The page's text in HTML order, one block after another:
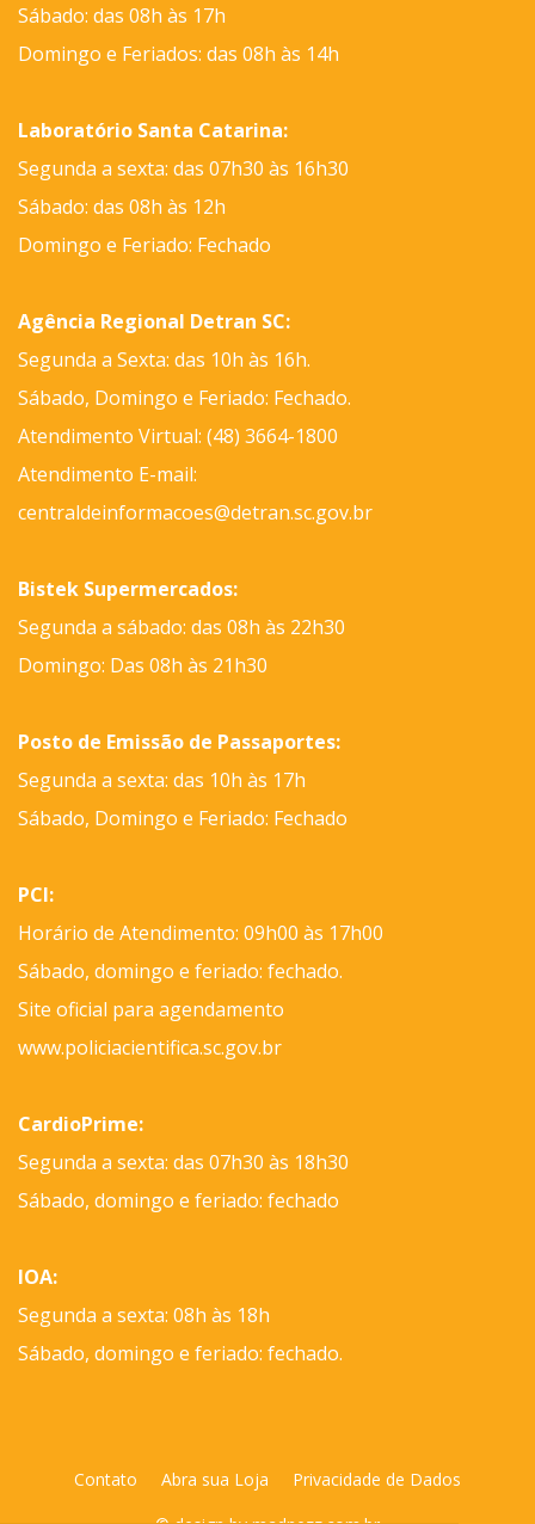
Sábado: das 08h às 17h
Domingo e Feriados: das 08h às 14h
Laboratório Santa Catarina:
Segunda a sexta: das 07h30 às 16h30
Sábado: das 08h às 12h
Domingo e Feriado: Fechado
Agência Regional Detran SC:
Segunda a Sexta: das 10h às 16h.
Sábado, Domingo e Feriado: Fechado.
Atendimento Virtual: (48) 3664-1800
Atendimento E-mail:
centraldeinformacoes@detran.sc.gov.br
Bistek Supermercados:
Segunda a sábado: das 08h às 22h30
Domingo: Das 08h às 21h30
Posto de Emissão de Passaportes:
Segunda a sexta: das 10h às 17h
Sábado, Domingo e Feriado: Fechado
PCI:
Horário de Atendimento: 09h00 às 17h00
Sábado, domingo e feriado: fechado.
Site oficial para agendamento
www.policiacientifica.sc.gov.br
CardioPrime:
Segunda a sexta: das 07h30 às 18h30
Sábado, domingo e feriado: fechado
IOA:
Segunda a sexta: 08h às 18h
Sábado, domingo e feriado: fechado.
Contato Abra sua Loja
Privacidade de Dados